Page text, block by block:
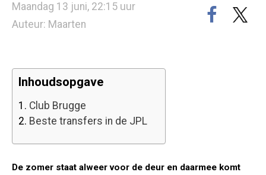
Maandag 13 juni, 22:15 uur
Auteur: Maarten
Inhoudsopgave
1. Club Brugge
2. Beste transfers in de JPL
De zomer staat alweer voor de deur en daarmee komt